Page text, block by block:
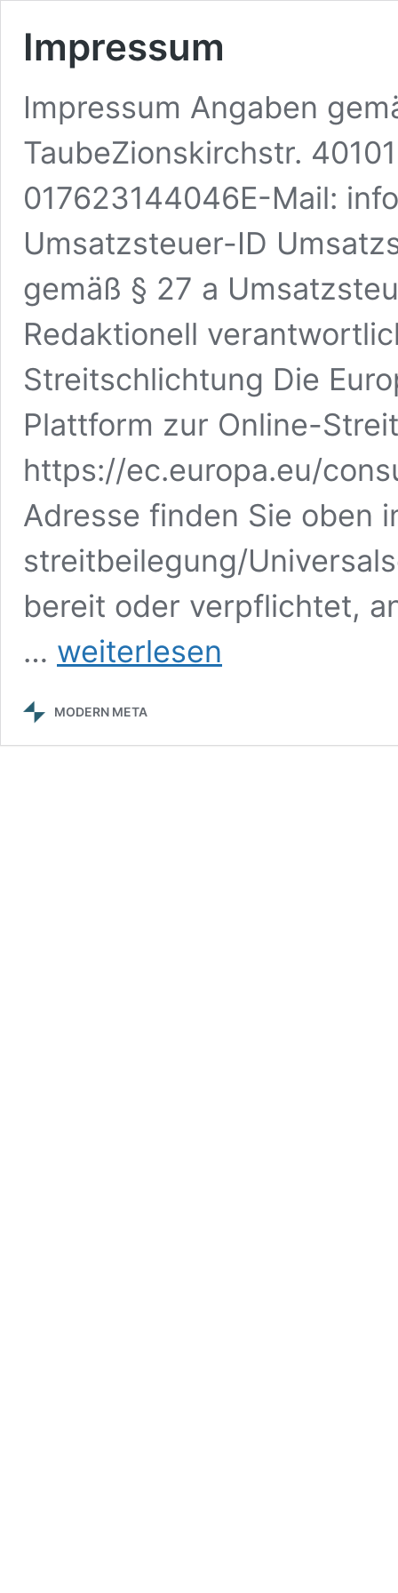
Impressum
Impressum Angaben
TaubeZionskirchstr.
017623144046E-Mail:
Umsatzsteuer-ID
gemäß § 27 a
Redaktionell
Streitschlichtung Die
Plattform zur Online-
https://ec.europa.eu/
Adresse finden Sie oben
streit­beilegung/
bereit oder verpflichtet,
…
Impressum
weiterlesen
MODERN META